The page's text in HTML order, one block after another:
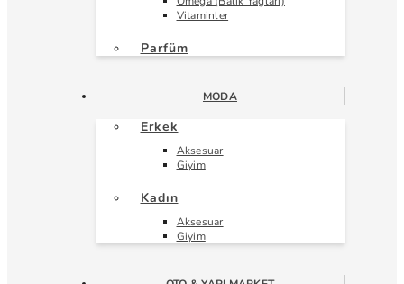
Vitaminler
Parfüm
MODA
Erkek
Aksesuar
Giyim
Kadın
Aksesuar
Giyim